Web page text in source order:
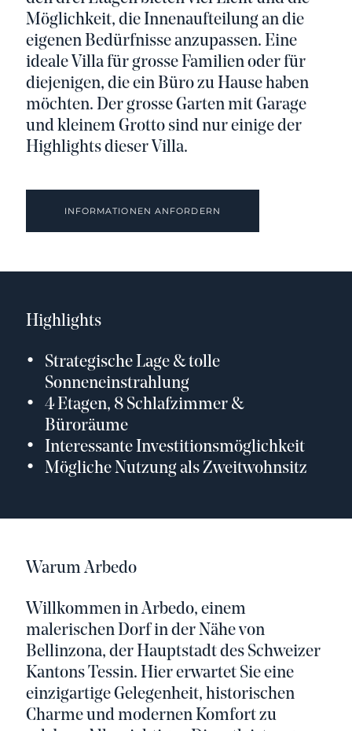
Möglichkeit, die Innenaufteilung an die
eigenen Bedürfnisse anzupassen. Eine
ideale Villa für grosse Familien oder für
diejenigen, die ein Büro zu Hause haben
möchten. Der grosse Garten mit Garage
und kleinem Grotto sind nur einige der
Highlights dieser Villa.
INFORMATIONEN ANFORDERN
Highlights
Strategische Lage & tolle
Sonneneinstrahlung
4 Etagen, 8 Schlafzimmer &
Büroräume
Interessante Investitionsmöglichkeit
Mögliche Nutzung als Zweitwohnsitz
Warum Arbedo
Willkommen in Arbedo, einem
malerischen Dorf in der Nähe von
Bellinzona, der Hauptstadt des Schweizer
Kantons Tessin. Hier erwartet Sie eine
einzigartige Gelegenheit, historischen
Charme und modernen Komfort zu